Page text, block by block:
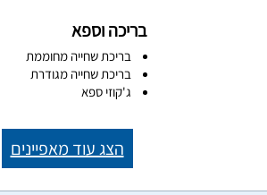
בריכה וספא
בריכת שחייה מחוממת
בריכת שחייה מגודרת
ג'קוזי ספא
הצג עוד מאפיינים